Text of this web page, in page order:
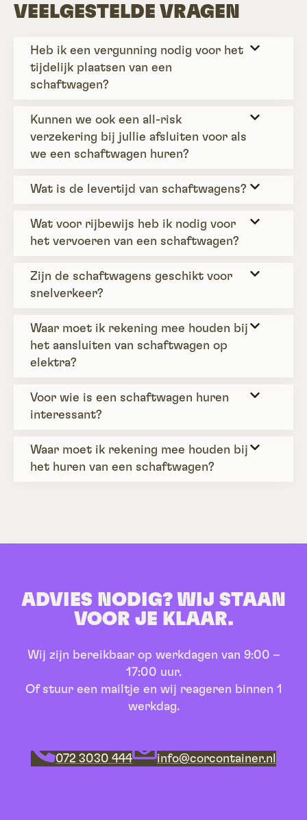
VEELGESTELDE VRAGEN
Heb ik een vergunning nodig voor het
tijdelijk plaatsen van een
schaftwagen?
Kunnen we ook een all-risk
verzekering bij jullie afsluiten voor als
we een schaftwagen huren?
Wat is de levertijd van schaftwagens?
Wat voor rijbewijs heb ik nodig voor
het vervoeren van een schaftwagen?
Zijn de schaftwagens geschikt voor
snelverkeer?
Waar moet ik rekening mee houden bij
het aansluiten van schaftwagen op
elektra?
Voor wie is een schaftwagen huren
interessant?
Waar moet ik rekening mee houden bij
het huren van een schaftwagen?
ADVIES NODIG? WIJ STAAN
VOOR JE KLAAR.
Wij zijn bereikbaar op werkdagen van 9:00 –
17:00 uur.
Of stuur een mailtje en wij reageren binnen 1
werkdag.
072 3030 444 info@corcontainer.nl